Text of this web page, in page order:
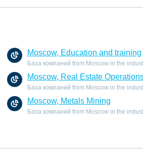
Moscow, Education and training
База компаний from Moscow in the
Moscow, Real Estate
База компаний from Moscow in the
Moscow, Metals Mining
База компаний from Moscow in the